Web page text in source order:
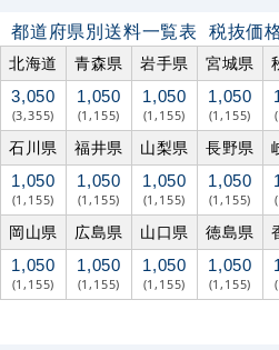
都道府県別送料一覧表 税抜価
北海道
青森県 岩手県 宮城県
3,050
(3,355)
1,050
(1,155)
1,050
(1,155)
1,050
(1,155)
石川県 福井県 山梨県 長野県
1,050
(1,155)
1,050
(1,155)
1,050
(1,155)
1,050
(1,155)
岡山県 広島県 山口県 徳島県
1,050
(1,155)
1,050
(1,155)
1,050
(1,155)
1,050
(1,155)